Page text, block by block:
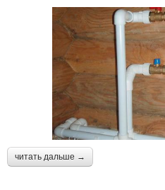
читать дальше →